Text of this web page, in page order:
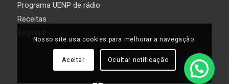
Programa UENP de rádio
Receitas
Regional
Nosso site usa cookies para melhorar a navegação.
Aceitar Ocultar notificação